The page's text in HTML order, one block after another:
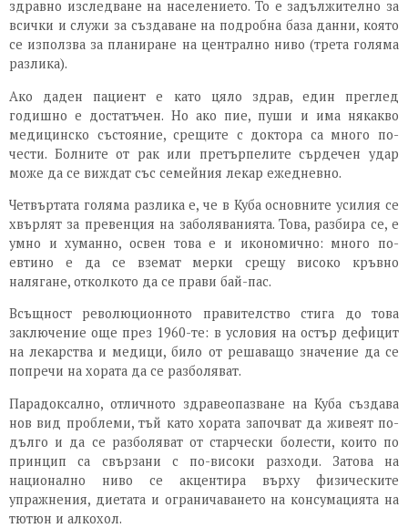
здравно изследване на населението. То е задължително за
всички и служи за създаване на подробна база данни, която
се използва за планиране на централно ниво (трета голяма
разлика).
Ако даден пациент е като цяло здрав, един преглед
годишно е достатъчен. Но ако пие, пуши и има някакво
медицинско състояние, срещите с доктора са много по-
чести. Болните от рак или претърпелите сърдечен удар
може да се виждат със семейния лекар ежедневно.
Четвъртата голяма разлика е, че в Куба основните усилия се
хвърлят за превенция на заболяванията. Това, разбира се, е
умно и хуманно, освен това е и икономично: много по-
евтино е да се вземат мерки срещу високо кръвно
налягане, отколкото да се прави бай-пас.
Всъщност революционното правителство стига до това
заключение още през 1960-те: в условия на остър дефицит
на лекарства и медици, било от решаващо значение да се
попречи на хората да се разболяват.
Парадоксално, отличното здравеопазване на Куба създава
нов вид проблеми, тъй като хората започват да живеят по-
дълго и да се разболяват от старчески болести, които по
принцип са свързани с по-високи разходи. Затова на
национално ниво се акцентира върху физическите
упражнения, диетата и ограничаването на консумацията на
тютюн и алкохол.